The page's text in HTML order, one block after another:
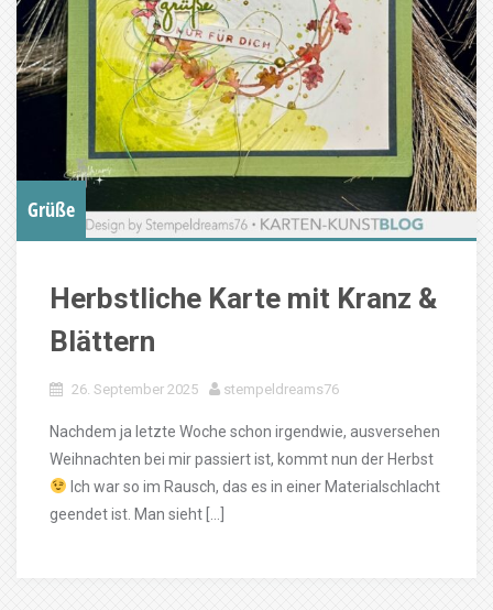
Grüße
Herbstliche Karte mit Kranz &
Blättern
26. September 2025 stempeldreams76
Nachdem ja letzte Woche schon irgendwie, ausversehen
Weihnachten bei mir passiert ist, kommt nun der Herbst
Ich war so im Rausch, das es in einer Materialschlacht
geendet ist. Man sieht […]